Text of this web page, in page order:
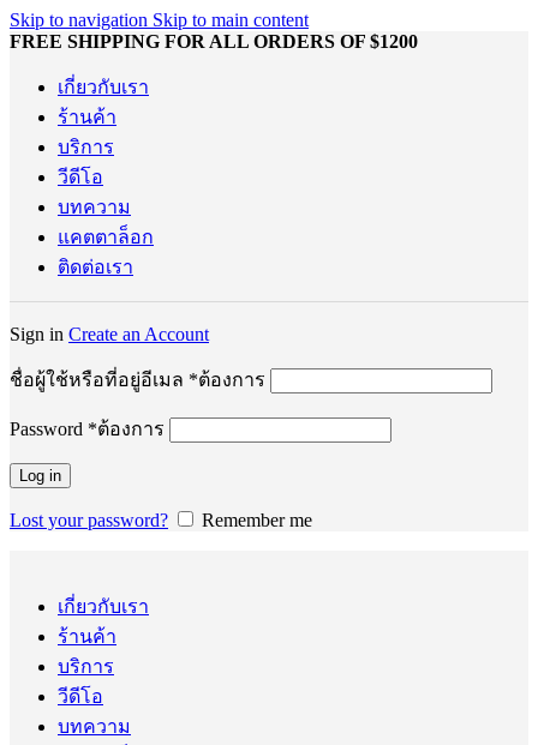
Skip to navigation Skip to main content
FREE SHIPPING FOR ALL ORDERS OF $1200
เกี่ยวกับเรา
ร้านค้า
บริการ
วีดีโอ
บทความ
แคตตาล็อก
ติดต่อเรา
Sign in Create an Account
ชื่อผู้ใช้หรือที่อยู่อีเมล *ต้องการ
Password *ต้องการ
Log in
Lost your password? Remember me
เกี่ยวกับเรา
ร้านค้า
บริการ
วีดีโอ
บทความ